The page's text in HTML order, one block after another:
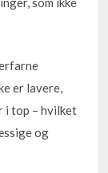
er lavere,
i top – hvilket
og